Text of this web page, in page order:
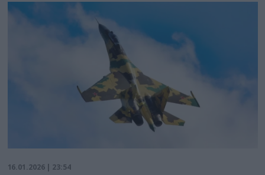
16.01.2026 | 23:54